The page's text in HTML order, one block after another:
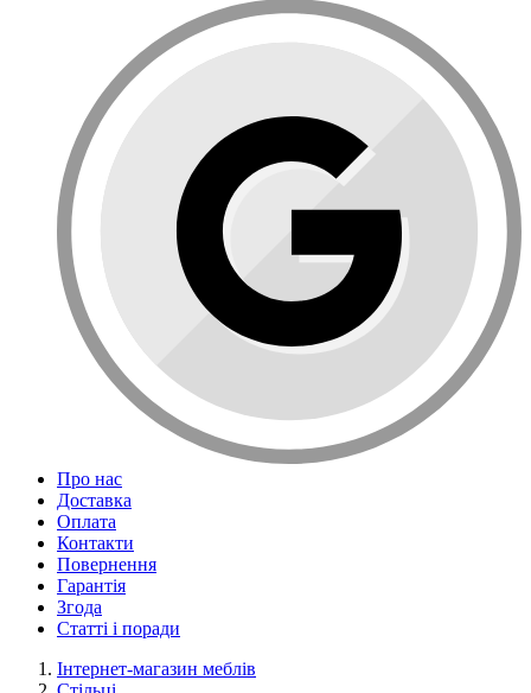
Про нас
Доставка
Оплата
Контакти
Повернення
Гарантія
Згода
Статті і поради
Інтернет-магазин меблів